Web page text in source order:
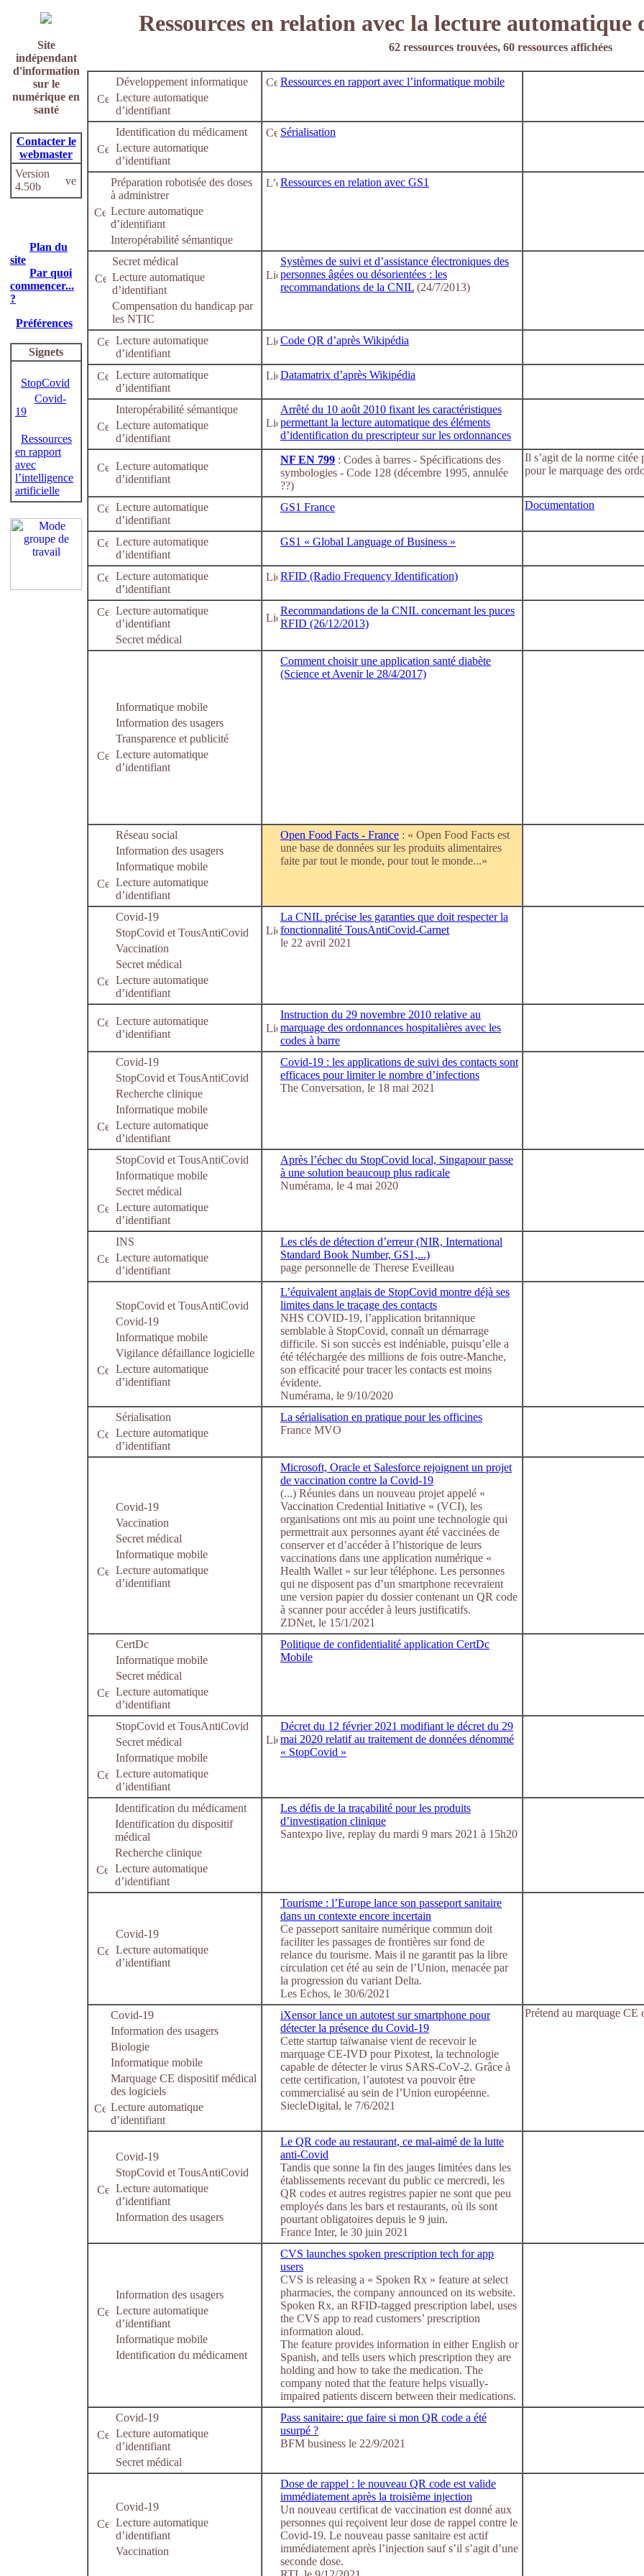
Site
indépendant
d'information
sur le
numérique en
santé
Contacter le
webmaster
Version
4.50b
Plan du
site
Par quoi
commencer...
?
Préférences
Signets
StopCovid
Covid-
19
Ressources
en rapport
avec
l’intelligence
artificielle
Ressources en relation avec la lecture
62 ressources trouvées, 60 ressources affichées
Développement informatique
Lecture automatique
d’identifiant
Ressources en rapport avec l’informatique mobile
Identification du médicament
Lecture automatique
d’identifiant
Sérialisation
Préparation robotisée des doses
à administrer
Lecture automatique
d’identifiant
Interopérabilité sémantique
Ressources en relation avec GS1
Secret médical
Lecture automatique
d’identifiant
Compensation du handicap par
les NTIC
Systèmes de suivi et d’assistance électroniques des
personnes âgées ou désorientées : les
recommandations de la CNIL (24/7/2013)
Lecture automatique
d’identifiant
Code QR d’après Wikipédia
Lecture automatique
d’identifiant
Datamatrix d’après Wikipédia
Interopérabilité sémantique
Lecture automatique
d’identifiant
Arrêté du 10 août 2010 fixant les caractéristiques
permettant la lecture automatique des éléments
d’identification du prescripteur sur les ordonnances
Lecture automatique
d’identifiant
NF EN 799 : Codes à barres - Spécifications des
symbologies - Code 128 (décembre 1995, annulée
??)
Il s’agit de la norme citée
pour le marquage des
Lecture automatique
d’identifiant
GS1 France Documentation
Lecture automatique
d’identifiant
GS1 « Global Language of Business »
Lecture automatique
d’identifiant
RFID (Radio Frequency Identification)
Lecture automatique
d’identifiant
Secret médical
Recommandations de la CNIL concernant les puces
RFID (26/12/2013)
Informatique mobile
Information des usagers
Transparence et publicité
Lecture automatique
d’identifiant
Comment choisir une application santé diabète
(Science et Avenir le 28/4/2017)
Réseau social
Information des usagers
Informatique mobile
Lecture automatique
d’identifiant
Open Food Facts - France : « Open Food Facts est
une base de données sur les produits alimentaires
faite par tout le monde, pour tout le monde...»
Covid-19
StopCovid et TousAntiCovid
Vaccination
Secret médical
Lecture automatique
d’identifiant
La CNIL précise les garanties que doit respecter la
fonctionnalité TousAntiCovid-Carnet
le 22 avril 2021
Lecture automatique
d’identifiant
Instruction du 29 novembre 2010 relative au
marquage des ordonnances hospitalières avec les
codes à barre
Covid-19
StopCovid et TousAntiCovid
Recherche clinique
Informatique mobile
Lecture automatique
d’identifiant
Covid-19 : les applications de suivi des contacts sont
efficaces pour limiter le nombre d’infections
The Conversation, le 18 mai 2021
StopCovid et TousAntiCovid
Informatique mobile
Secret médical
Lecture automatique
d’identifiant
Après l’échec du StopCovid local, Singapour passe
à une solution beaucoup plus radicale
Numérama, le 4 mai 2020
INS
Lecture automatique
d’identifiant
Les clés de détection d’erreur (NIR, International
Standard Book Number, GS1,...)
page personnelle de Therese Eveilleau
StopCovid et TousAntiCovid
Covid-19
Informatique mobile
Vigilance défaillance logicielle
Lecture automatique
d’identifiant
L’équivalent anglais de StopCovid montre déjà ses
limites dans le traçage des contacts
NHS COVID-19, l’application britannique
semblable à StopCovid, connaît un démarrage
difficile. Si son succès est indéniable, puisqu’elle a
été téléchargée des millions de fois outre-Manche,
son efficacité pour tracer les contacts est moins
évidente.
Numérama, le 9/10/2020
Sérialisation
Lecture automatique
d’identifiant
La sérialisation en pratique pour les officines
France MVO
Covid-19
Vaccination
Secret médical
Informatique mobile
Lecture automatique
d’identifiant
Microsoft, Oracle et Salesforce rejoignent un projet
de vaccination contre la Covid-19
(...) Réunies dans un nouveau projet appelé «
Vaccination Credential Initiative » (VCI), les
organisations ont mis au point une technologie qui
permettrait aux personnes ayant été vaccinées de
conserver et d’accéder à l’historique de leurs
vaccinations dans une application numérique «
Health Wallet » sur leur téléphone. Les personnes
qui ne disposent pas d’un smartphone recevraient
une version papier du dossier contenant un QR code
à scanner pour accéder à leurs justificatifs.
ZDNet, le 15/1/2021
CertDc
Informatique mobile
Secret médical
Lecture automatique
d’identifiant
Politique de confidentialité application CertDc
Mobile
StopCovid et TousAntiCovid
Secret médical
Informatique mobile
Lecture automatique
d’identifiant
Décret du 12 février 2021 modifiant le décret du 29
mai 2020 relatif au traitement de données dénommé
« StopCovid »
Identification du médicament
Identification du dispositif
médical
Recherche clinique
Lecture automatique
d’identifiant
Les défis de la traçabilité pour les produits
d’investigation clinique
Santexpo live, replay du mardi 9 mars 2021 à 15h20
Covid-19
Lecture automatique
d’identifiant
Tourisme : l’Europe lance son passeport sanitaire
dans un contexte encore incertain
Ce passeport sanitaire numérique commun doit
faciliter les passages de frontières sur fond de
relance du tourisme. Mais il ne garantit pas la libre
circulation cet été au sein de l’Union, menacée par
la progression du variant Delta.
Les Echos, le 30/6/2021
Covid-19
Information des usagers
Biologie
Informatique mobile
Marquage CE dispositif médical
des logiciels
Lecture automatique
d’identifiant
iXensor lance un autotest sur smartphone pour
détecter la présence du Covid-19
Cette startup taïwanaise vient de recevoir le
marquage CE-IVD pour Pixotest, la technologie
capable de détecter le virus SARS-CoV-2. Grâce à
cette certification, l’autotest va pouvoir être
commercialisé au sein de l’Union européenne.
SiecleDigital, le 7/6/2021
Prétend au marquage
Covid-19
StopCovid et TousAntiCovid
Lecture automatique
d’identifiant
Information des usagers
Le QR code au restaurant, ce mal-aimé de la lutte
anti-Covid
Tandis que sonne la fin des jauges limitées dans les
établissements recevant du public ce mercredi, les
QR codes et autres registres papier ne sont que peu
employés dans les bars et restaurants, où ils sont
pourtant obligatoires depuis le 9 juin.
France Inter, le 30 juin 2021
Information des usagers
Lecture automatique
d’identifiant
Informatique mobile
Identification du médicament
CVS launches spoken prescription tech for app
users
CVS is releasing a « Spoken Rx » feature at select
pharmacies, the company announced on its website.
Spoken Rx, an RFID-tagged prescription label, uses
the CVS app to read customers’ prescription
information aloud.
The feature provides information in either English or
Spanish, and tells users which prescription they are
holding and how to take the medication. The
company noted that the feature helps visually-
impaired patients discern between their medications.
Covid-19
Lecture automatique
d’identifiant
Secret médical
Pass sanitaire: que faire si mon QR code a été
usurpé ?
BFM business le 22/9/2021
Covid-19
Lecture automatique
d’identifiant
Vaccination
Dose de rappel : le nouveau QR code est valide
immédiatement après la troisième injection
Un nouveau certificat de vaccination est donné aux
personnes qui reçoivent leur dose de rappel contre le
Covid-19. Le nouveau passe sanitaire est actif
immédiatement après l’injection sauf s’il s’agit d’une
seconde dose.